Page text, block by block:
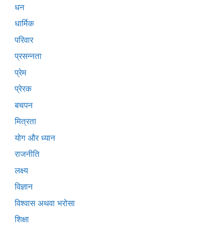
धन
धार्मिक
परिवार
प्रसन्नता
प्रेम
प्रेरक
बचपन
मित्रता
योग और ध्यान
राजनीति
लक्ष्य
विज्ञान
विश्वास अथवा भरोसा
शिक्षा